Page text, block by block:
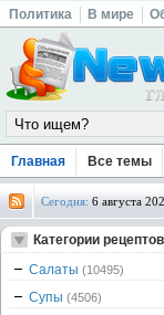
Политика В мире
Главная Все темы
Сегодня: 6 августа
Категории рецептов
Салаты (10495)
Супы (4506)